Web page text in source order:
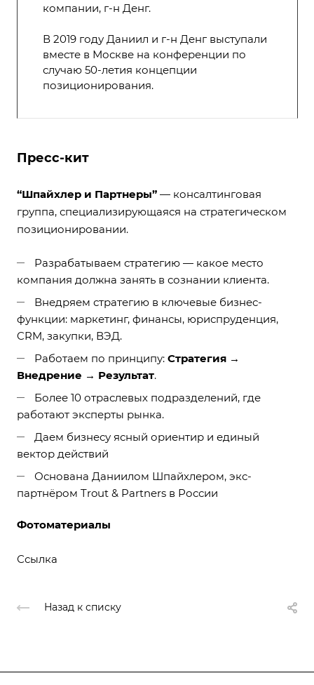
компании, г-н Денг.
В 2019 году Даниил и г-н Денг выступали
вместе в Москве на конференции по
случаю 50-летия концепции
позиционирования.
Пресс-кит
“Шпайхлер и Партнеры” — консалтинговая
группа, специализирующаяся на стратегическом
позиционировании.
Разрабатываем стратегию — какое место
компания должна занять в сознании клиента.
Внедряем стратегию в ключевые бизнес-
функции: маркетинг, финансы, юриспруденция,
CRM, закупки, ВЭД.
Работаем по принципу: Стратегия →
Внедрение → Результат.
Более 10 отраслевых подразделений, где
работают эксперты рынка.
Даем бизнесу ясный ориентир и единый
вектор действий
Основана Даниилом Шпайхлером, экс-
партнёром Trout & Partners в России
Фотоматериалы
Ссылка
Назад к списку